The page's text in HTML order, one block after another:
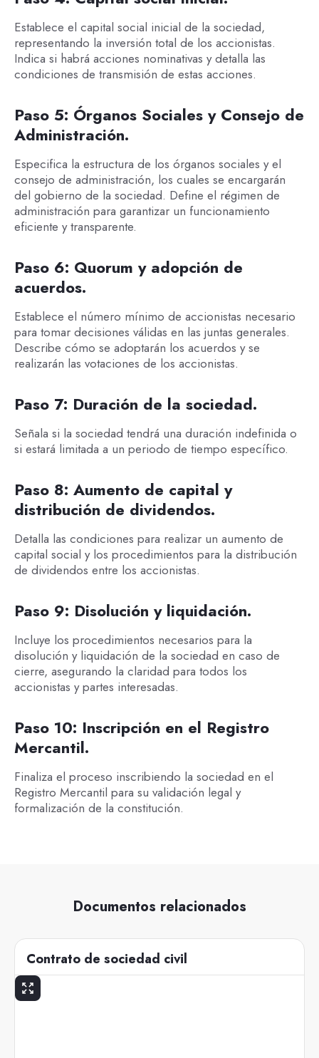
Establece el capital social inicial de la sociedad,
representando la inversión total de los accionistas.
Indica si habrá acciones nominativas y detalla las
condiciones de transmisión de estas acciones.
Paso 5: Órganos Sociales y Consejo de
Administración.
Especifica la estructura de los órganos sociales y el
consejo de administración, los cuales se encargarán
del gobierno de la sociedad. Define el régimen de
administración para garantizar un funcionamiento
eficiente y transparente.
Paso 6: Quorum y adopción de
acuerdos.
Establece el número mínimo de accionistas necesario
para tomar decisiones válidas en las juntas generales.
Describe cómo se adoptarán los acuerdos y se
realizarán las votaciones de los accionistas.
Paso 7: Duración de la sociedad.
Señala si la sociedad tendrá una duración indefinida o
si estará limitada a un periodo de tiempo específico.
Paso 8: Aumento de capital y
distribución de dividendos.
Detalla las condiciones para realizar un aumento de
capital social y los procedimientos para la distribución
de dividendos entre los accionistas.
Paso 9: Disolución y liquidación.
Incluye los procedimientos necesarios para la
disolución y liquidación de la sociedad en caso de
cierre, asegurando la claridad para todos los
accionistas y partes interesadas.
Paso 10: Inscripción en el Registro
Mercantil.
Finaliza el proceso inscribiendo la sociedad en el
Registro Mercantil para su validación legal y
formalización de la constitución.
Documentos relacionados
Contrato de sociedad civil